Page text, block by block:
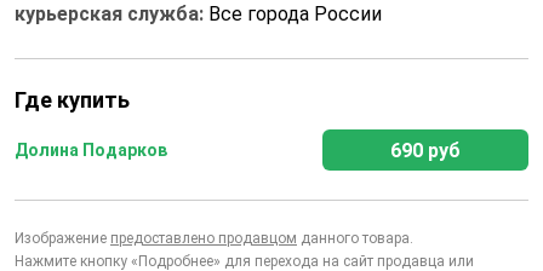
курьерская служба: Все города России
Где купить
Долина Подарков 690 руб
Изображение предоставлено продавцом данного товара.
Нажмите кнопку «Подробнее» для перехода на сайт продавца или